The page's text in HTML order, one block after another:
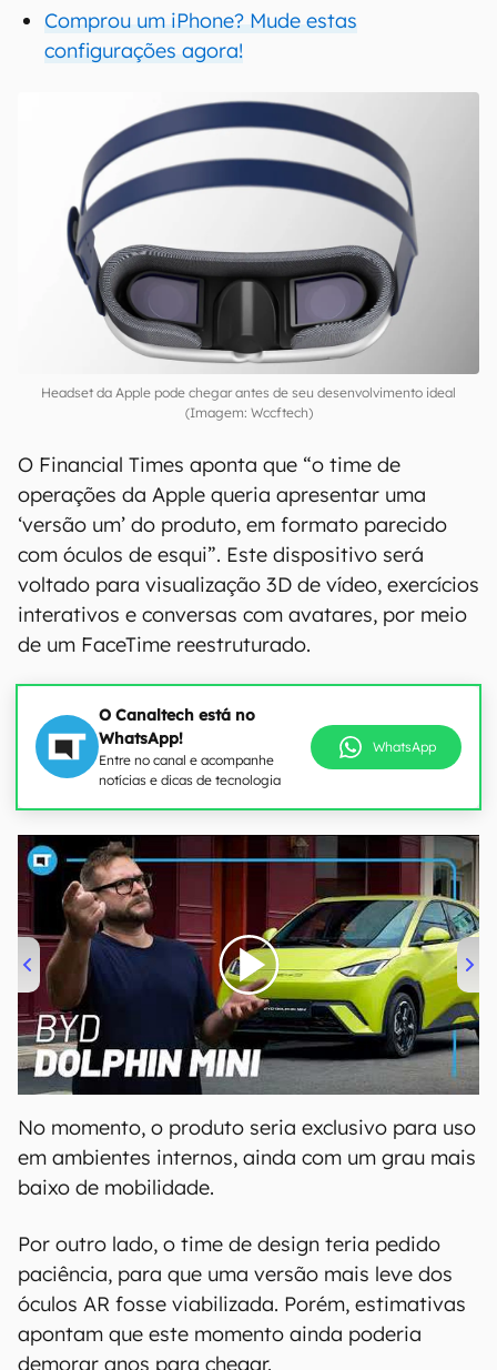
Comprou um iPhone? Mude estas
configurações agora!
Headset da Apple pode chegar antes de seu desenvolvimento ideal
(Imagem: Wccftech)
O Financial Times aponta que “o time de
operações da Apple queria apresentar uma
‘versão um’ do produto, em formato parecido
com óculos de esqui”. Este dispositivo será
voltado para visualização 3D de vídeo, exercícios
interativos e conversas com avatares, por meio
de um FaceTime reestruturado.
O Canaltech está no
WhatsApp!
Entre no canal e acompanhe
notícias e dicas de tecnologia
WhatsApp
00:00/04:07
No momento, o produto seria exclusivo para uso
em ambientes internos, ainda com um grau mais
baixo de mobilidade.
Por outro lado, o time de design teria pedido
paciência, para que uma versão mais leve dos
óculos AR fosse viabilizada. Porém, estimativas
apontam que este momento ainda poderia
demorar anos para chegar.